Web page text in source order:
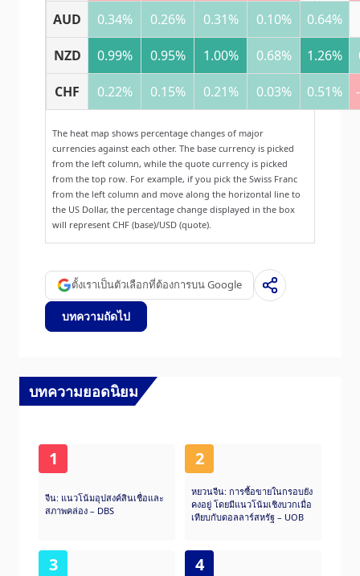
AUD 0.34% 0.26% 0.31% 0.10% 0.64%
NZD 0.99% 0.95% 1.00% 0.68% 1.26%
CHF 0.22% 0.15% 0.21% 0.03% 0.51%
The heat map shows percentage changes of major
currencies against each other. The base currency is picked
from the left column, while the quote currency is picked
from the top row. For example, if you pick the Swiss Franc
from the left column and move along the horizontal line to
the US Dollar, the percentage change displayed in the box
will represent CHF (base)/USD (quote).
ตั้งเราเป็นตัวเลือกที่ต้องการบน Google
บทความถัดไป
บทความยอดนิยม
1
จีน: แนวโน้มอุปสงค์สินเชื่อและ
สภาพคล่อง – DBS
2
หยวนจีน: การซื้อขายในกรอบยัง
คงอยู่ โดยมีแนวโน้มเชิงบวกเมื่อ
เทียบกับดอลลาร์สหรัฐ – UOB
3 4